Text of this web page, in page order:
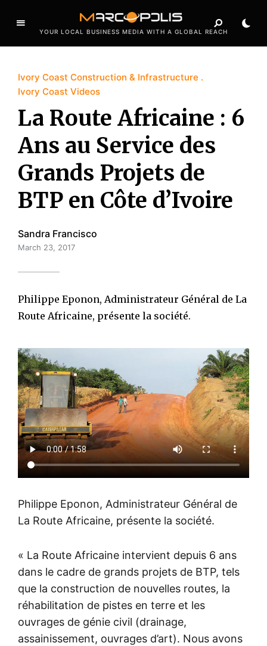
YOUR LOCAL BUSINESS MEDIA WITH A GLOBAL REACH
Ivory Coast Construction & Infrastructure
Ivory Coast Videos
La Route Africaine : 6
Ans au Service des
Grands Projets de
BTP en Côte d’Ivoire
Sandra Francisco
March 23, 2017
Philippe Eponon, Administrateur Général de La
Route Africaine, présente la société.
Philippe Eponon, Administrateur Général de
La Route Africaine, présente la société.
« La Route Africaine intervient depuis 6 ans
dans le cadre de grands projets de BTP, tels
que la construction de nouvelles routes, la
réhabilitation de pistes en terre et les
ouvrages de génie civil (drainage,
assainissement, ouvrages d’art). Nous avons